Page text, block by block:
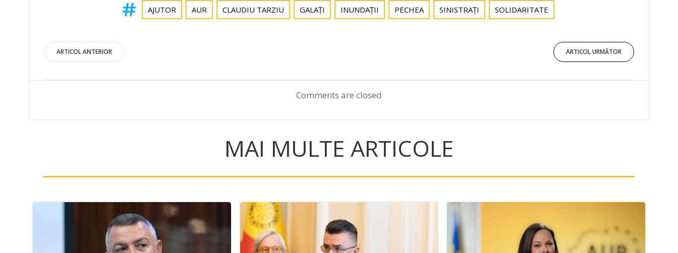
AJUTOR AUR CLAUDIU TARZIU GALAȚI INUNDAȚII PECHEA SINISTRAȚI SOLIDARITATE
Post
navigation
ARTICOL ANTERIOR
navigation
ARTICOL URMĂTOR
Comments are closed
MAI MULTE ARTICOLE